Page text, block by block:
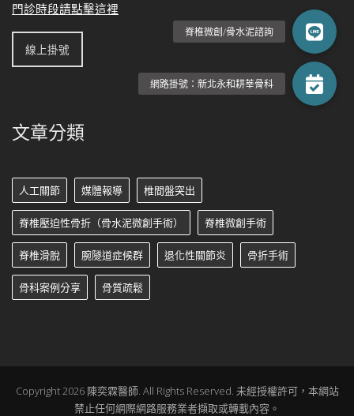
門診時段請點擊這裡
線上掛號
文章分類
人工關節 媒體報導 椎間盤突出
脊椎壓迫性骨折（骨水泥微創手術） 脊椎微創手術
脊椎滑脫 腕隧道症候群 退化性關節炎 骨折手術
骨科案例分享 骨質疏鬆
Copyright 2026 陳奕霖醫師. All Rights Reserved. 未經授權許可，本網站
禁止任何網際網路服務業者擷取或轉載內容。